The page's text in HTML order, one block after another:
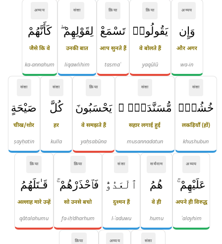
अव्यय
وَإِن
और अगर
wa-in
क्रिया
يَقُولُوا۟
वे बोलते हैं
yaqūlū
क्रिया
تَسْمَعْ
आप सुनते हैं
tasmaʿ
संज्ञा
لِقَوْلِهِمْ ۖ
उनकी बात
liqawlihim
अव्यय
كَأَنَّهُمْ
जैसे कि वे
ka-annahum
संज्ञा
خُشُبٌۭ
लकड़ियाँ (हों)
khushubun
संज्ञा
مُّسَنَّدَةٌۭ ۖ
सहार लगाई हुई
musannadatun
क्रिया
يَحْسَبُونَ
वे समझते हैं
yaḥsabūna
संज्ञा
كُلَّ
हर
kulla
संज्ञा
صَيْحَةٍ
चीख/शोर
ṣayḥatin
अव्यय
عَلَيْهِمْ ۚ
अपने ही विरुद्ध
ʿalayhim
सर्वनाम
هُمُ
वे ही
humu
संज्ञा
ٱلْعَدُوُّ
दुश्मन हैं
l-ʿaduwu
क्रिया
فَٱحْذَرْهُمْ ۚ
सो उनसे बचो
fa-iḥ'dharhum
क्रिया
قَـٰتَلَهُمُ
अल्लाह मारे उन्हें
qātalahumu
संज्ञा
अव्यय
क्रिया